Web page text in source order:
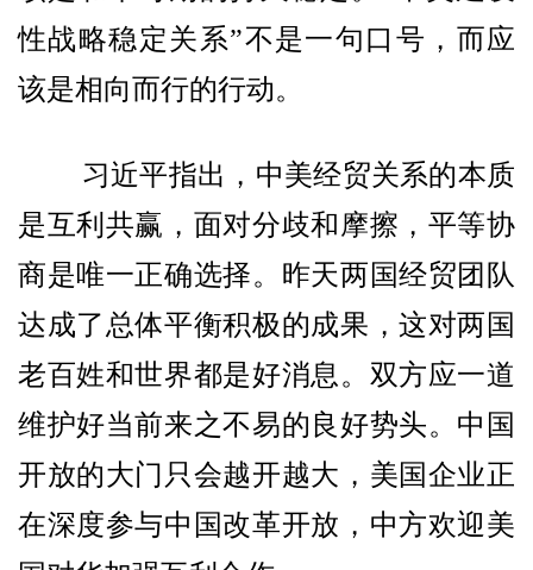
性战略稳定关系”不是一句口号，而应
该是相向而行的行动。
习近平指出，中美经贸关系的本质
是互利共赢，面对分歧和摩擦，平等协
商是唯一正确选择。昨天两国经贸团队
达成了总体平衡积极的成果，这对两国
老百姓和世界都是好消息。双方应一道
维护好当前来之不易的良好势头。中国
开放的大门只会越开越大，美国企业正
在深度参与中国改革开放，中方欢迎美